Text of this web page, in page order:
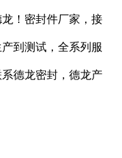
！密封件厂家，接
到测试，全系列服
德龙密封，德龙产